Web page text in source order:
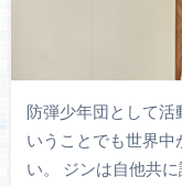
防弾少年団として活
いうことでも世界
い。 ジンは自他共